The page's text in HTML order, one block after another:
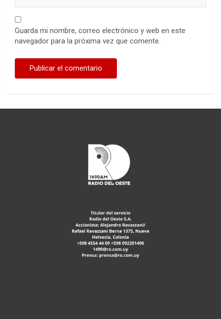
Guarda mi nombre, correo electrónico y web en este
navegador para la próxima vez que comente.